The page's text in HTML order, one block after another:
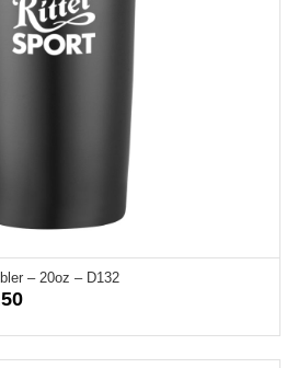
– 20oz – D132
Price